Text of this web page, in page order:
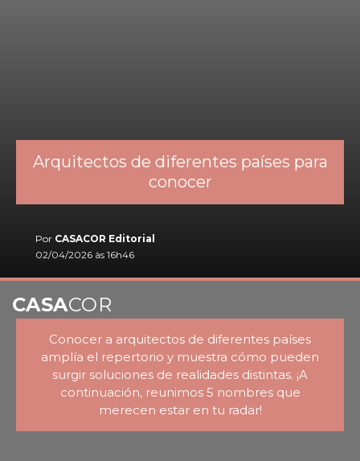
Arquitectos de diferentes países para
conocer
Por CASACOR Editorial
02/04/2026 às 16h46
Conocer a arquitectos de diferentes países
amplía el repertorio y muestra cómo pueden
surgir soluciones de realidades distintas. ¡A
continuación, reunimos 5 nombres que
merecen estar en tu radar!
CASACOR